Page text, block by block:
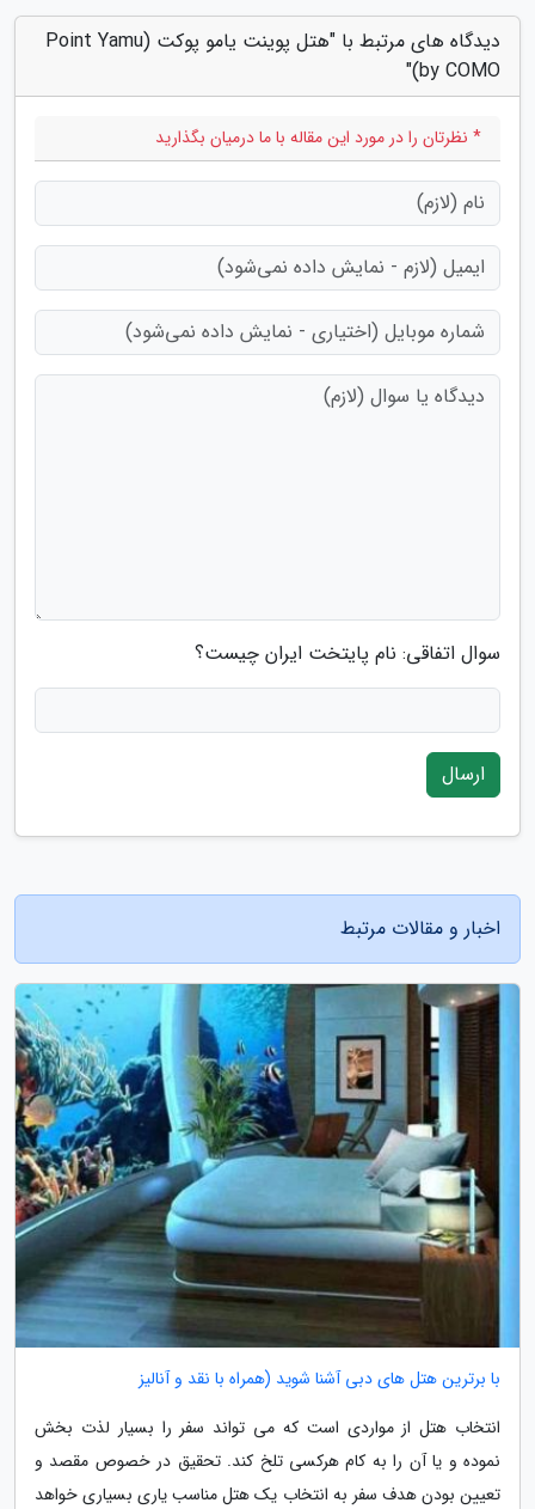
دیدگاه های مرتبط با "هتل پوینت یامو پوکت (Point Yamu
by COMO)"
* نظرتان را در مورد این مقاله با ما درمیان بگذارید
سوال اتفاقی: نام پایتخت ایران چیست؟
ارسال
اخبار و مقالات مرتبط
با برترین هتل های دبی آشنا شوید (همراه با نقد و آنالیز
انتخاب هتل از مواردی است که می تواند سفر را بسیار لذت بخش
نموده و یا آن را به کام هرکسی تلخ کند. تحقیق در خصوص مقصد و
تعیین بودن هدف سفر به انتخاب یک هتل مناسب یاری بسیاری خواهد